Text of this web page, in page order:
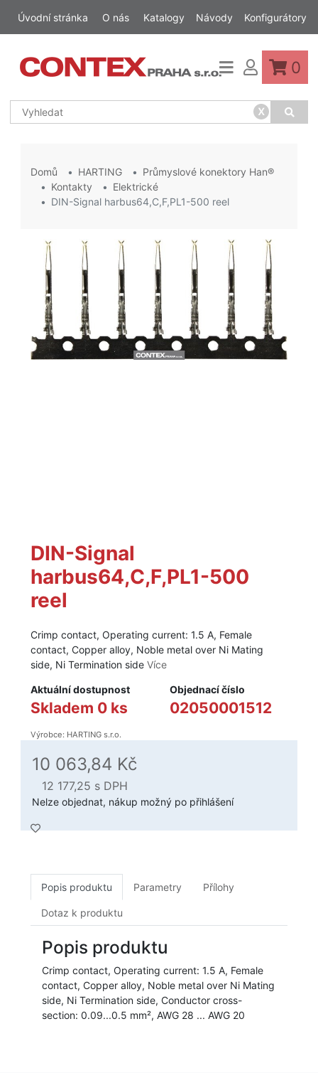
Úvodní stránka O nás Katalogy Návody Konfigurátory
x
0
Domů HARTING
Průmyslové konektory Han®
Kontakty
Elektrické
DIN-Signal harbus64,C,F,PL1-500 reel
DIN-Signal
harbus64,C,F,PL1-500
reel
Crimp contact, Operating current: 1.5 A, Female
contact, Copper alloy, Noble metal over Ni Mating
side, Ni Termination side Více
Aktuální dostupnost
Skladem 0 ks
Objednací číslo
02050001512
Výrobce: HARTING s.r.o.
10 063,84 Kč
12 177,25 s DPH
Nelze objednat, nákup možný po přihlášení
Popis produktu Parametry Přílohy
Dotaz k produktu
Popis produktu
Crimp contact, Operating current: 1.5 A, Female
contact, Copper alloy, Noble metal over Ni Mating
side, Ni Termination side, Conductor cross-
section: 0.09...0.5 mm², AWG 28 ... AWG 20